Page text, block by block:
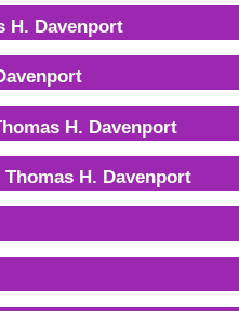
H. Davenport
H. Davenport
Thomas H. Davenport